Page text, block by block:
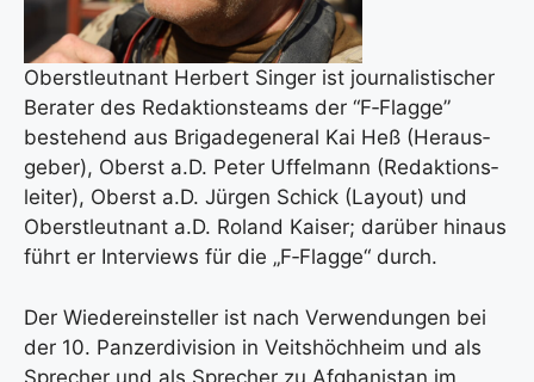
Oberst­leut­nant Her­bert Sin­ger ist jour­na­lis­ti­scher
Bera­ter des Redak­ti­ons­teams der “F‑Flagge”
bestehend aus Bri­ga­de­ge­ne­ral Kai Heß (Her­aus­
ge­ber), Oberst a.D. Peter Uffel­mann (Redak­ti­ons­
lei­ter), Oberst a.D. Jür­gen Schick (Lay­out) und
Oberst­leut­nant a.D. Roland Kai­ser; dar­über hin­aus
führt er Inter­views für die „F‑Flagge“ durch.
Der Wie­der­ein­stel­ler ist nach Ver­wen­dun­gen bei
der 10. Pan­zer­di­vi­si­on in Veits­höch­heim und als
Spre­cher und als Spre­cher zu Afgha­ni­stan im